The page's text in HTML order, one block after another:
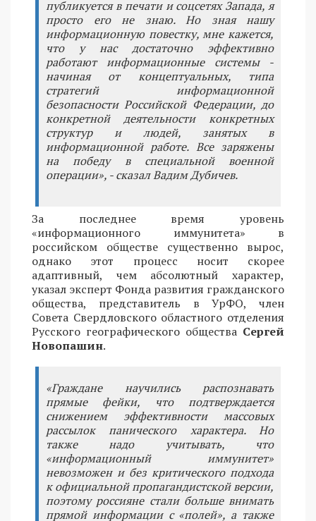
публикуется в печати и соцсетях Запада, я
просто его не знаю. Но зная нашу
информационную повестку, мне кажется,
что у нас достаточно эффективно
работают информационные системы -
начиная от концептуальных, типа
стратегий информационной
безопасности Российской Федерации, до
конкретной деятельности конкретных
структур и людей, занятых в
информационной работе. Все заряжены
на победу в специальной военной
операции», - сказал Вадим Дубичев.
За последнее время уровень
«информационного иммунитета» в
российском обществе существенно вырос,
однако этот процесс носит скорее
адаптивный, чем абсолютный характер,
указал эксперт Фонда развития гражданского
общества, представитель в УрФО, член
Совета Свердловского областного отделения
Русского географического общества Сергей
Новопашин.
«Граждане научились распознавать
прямые фейки, что подтверждается
снижением эффективности массовых
рассылок панического характера. Но
также надо учитывать, что
«информационный иммунитет»
невозможен и без критического подхода
к официальной пропагандистской версии,
поэтому россияне стали больше внимать
прямой информации с «полей», а также